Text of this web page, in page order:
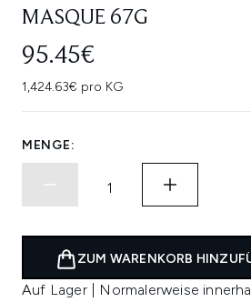
MASQUE 67G
95.45€
1,424.63€ pro KG
MENGE:
ZUM WARENKORB
Auf Lager | Normalerweise